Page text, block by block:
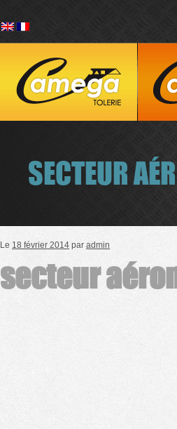
SECTEUR
Le 18 février 2014 par admin
secteur